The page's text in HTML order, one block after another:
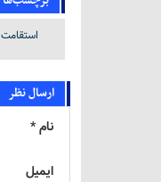
استقامت
ارسال نظر
نام *
ایمیل